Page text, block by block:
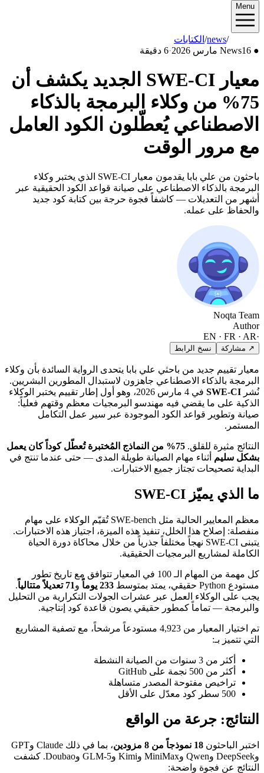
Menu
الكتابات/news
●
News16 مارس 2026 ·6 دقيقة
معيار SWE-CI الجديد يكشف أن
75% من وكلاء البرمجة بالذكاء
الاصطناعي يُعطّلون الكود العامل
مع مرور الوقت
باحثون من علي بابا يقدمون معيار SWE-CI الذي يختبر وكلاء
البرمجة بالذكاء الاصطناعي على صيانة قواعد الكود الحقيقية عبر
أشهر من التعديلات — كاشفاً فجوة حرجة بين كتابة كود جديد
والحفاظ على عمله.
Noqta Team
Author
EN · FR · AR
↗ مشاركة نسخ الرابط
معيار تقييم جديد من باحثي علي بابا يتحدى الرواية السائدة بأن وكلاء
البرمجة بالذكاء الاصطناعي جاهزون لاستبدال المطورين البشريين.
نُشر SWE-CI
في 4 مارس 2026، وهو أول إطار تقييم يختبر الوكلاء
الذكية على ما يقضي فيه مهندسو البرمجيات معظم وقتهم فعلياً:
صيانة وتطوير قواعد الكود الموجودة عبر سير عمل التكامل
المستمر.
النتائج مثيرة للقلق.
75% من النماذج المُختبرة تُعطّل كوداً كان يعمل
بشكل سليمأثناء مهام الصيانة طويلة المدى — حتى عندما تنتج في
البداية تصحيحات تجتاز جميع الاختبارات.
ما الذي يميّز SWE-CI
معظم المعايير الحالية مثل SWE-bench تُقيّم الوكلاء على مهام
منفصلة: إصلاح هذا الخلل، تنفيذ هذه الميزة، اجتياز هذه الاختبارات.
يتبنى SWE-CI نهجاً مختلفاً جذرياً من خلال محاكاة دورة الحياة
الكاملة لمشاريع البرمجيات الحقيقية.
كل مهمة من المهام الـ 100 في المعيار تتوافق مع تاريخ تطور
مستودع Python حقيقي، يمتد بمتوسط
233 يوماً و 71 تعديلاً متتالياً
.
يجب على الوكلاء العمل عبر عشرات الجولات التكرارية من التحليل
والبرمجة — تماماً كمطور حقيقي يصون قاعدة كود إنتاجية.
تم اختيار المعيار من 4,923 مستودعاً مرشحاً، مع تصفية المشاريع
التي تتميز بـ:
أكثر من 3 سنوات من الصيانة النشطة
أكثر من 500 نجمة على GitHub
تراخيص مفتوحة المصدر متساهلة
500 سطر كود معدّل على الأقل
النتائج: جرعة من الواقع
اختبر الباحثون18 نموذجاً من 8 مزودين
، بما في ذلك Claude وGPT
وDeepSeek وQwen وMiniMax وKimi وGLM-5 وDoubao. كشفت
النتائج عن فجوة واضحة: